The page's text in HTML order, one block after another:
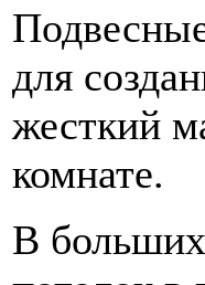
для
жесткий
комнате.
В